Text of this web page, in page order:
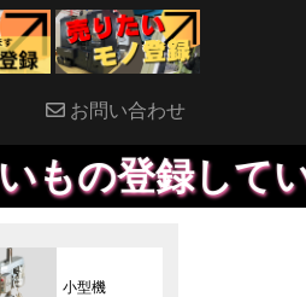
お問い合わせ
いただけれ
小型機